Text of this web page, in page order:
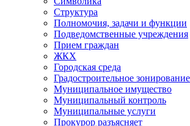
Структура
Полномочия, задачи и функции
Подведомственные учреждения
Прием граждан
ЖКХ
Городская среда
Градостроительное зонирование
Муниципальное имущество
Муниципальный контроль
Муниципальные услуги
Прокурор разъясняет